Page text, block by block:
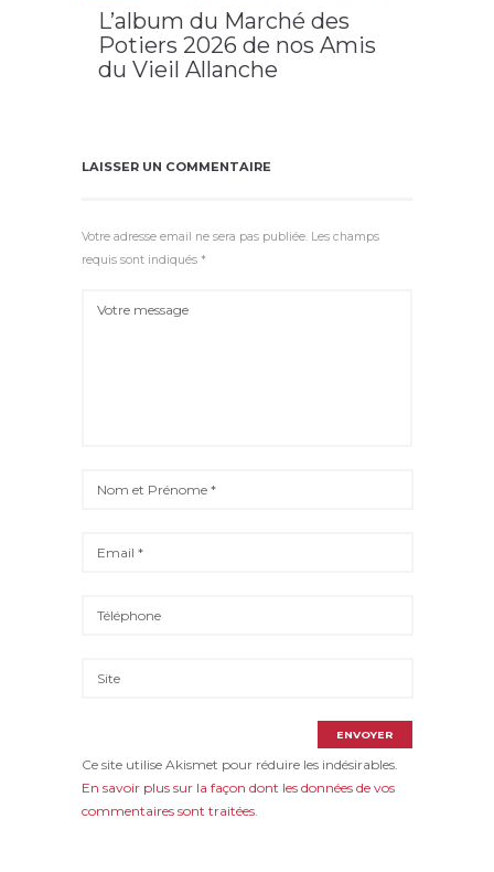
L’album du Marché des
Potiers 2026 de nos Amis
du Vieil Allanche
LAISSER UN COMMENTAIRE
Votre adresse email ne sera pas publiée. Les champs
requis sont indiqués *
Ce site utilise Akismet pour réduire les indésirables.
En savoir plus sur la façon dont les données de vos
commentaires sont traitées.